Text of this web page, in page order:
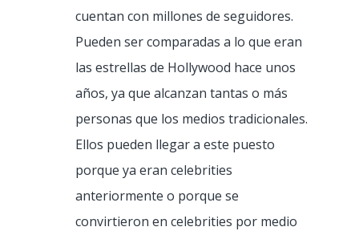
cuentan con millones de seguidores.
Pueden ser comparadas a lo que eran
las estrellas de Hollywood hace unos
años, ya que alcanzan tantas o más
personas que los medios tradicionales.
Ellos pueden llegar a este puesto
porque ya eran celebrities
anteriormente o porque se
convirtieron en celebrities por medio